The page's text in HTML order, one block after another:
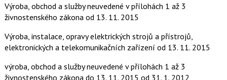
Výroba, obchod a služby neuvedené v přílohách 1 až 3
živnostenského zákona od 13. 11. 2015
Výroba, instalace, opravy elektrických strojů a přístrojů,
elektronických a telekomunikačních zařízení od 13. 11. 2015
výroba, obchod a služby neuvedené v přílohách 1 až 3
živnostenského zákona do 13. 11. 2015 od 31. 1. 2012